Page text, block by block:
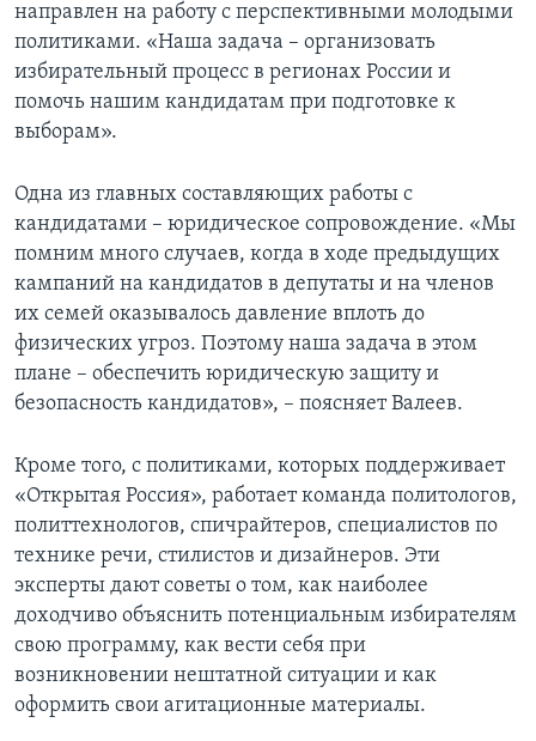
направлен на работу с перспективными молодыми
политиками. «Наша задача – организовать
избирательный процесс в регионах России и
помочь нашим кандидатам при подготовке к
выборам».
Одна из главных составляющих работы с
кандидатами – юридическое сопровождение. «Мы
помним много случаев, когда в ходе предыдущих
кампаний на кандидатов в депутаты и на членов
их семей оказывалось давление вплоть до
физических угроз. Поэтому наша задача в этом
плане – обеспечить юридическую защиту и
безопасность кандидатов», – поясняет Валеев.
Кроме того, с политиками, которых поддерживает
«Открытая Россия», работает команда политологов,
политтехнологов, спичрайтеров, специалистов по
технике речи, стилистов и дизайнеров. Эти
эксперты дают советы о том, как наиболее
доходчиво объяснить потенциальным избирателям
свою программу, как вести себя при
возникновении нештатной ситуации и как
оформить свои агитационные материалы.